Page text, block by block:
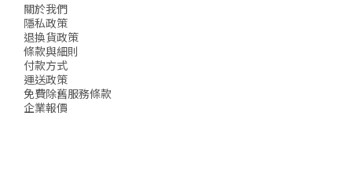
關於我們
隱私政策
退換貨政策
條款與細則
付款方式
運送政策
免費除舊服務條款
企業報價